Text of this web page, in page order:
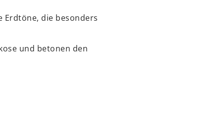
Erdtöne, die besonders
und betonen den